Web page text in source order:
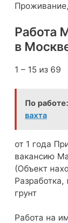
Работа
в
1 – 15 из 69
По работе:
вахта
от 1 года
вакансию
(Объект
грунт
Работа на